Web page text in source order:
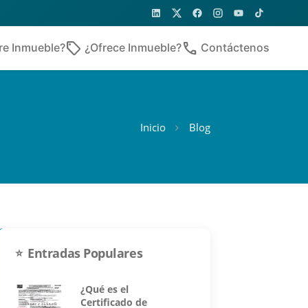
Inmueble?sell ¿Ofrece Inmueble?phone Contáctenos
Inicio Blog
Entradas Populares
¿Qué es el
Certificado de